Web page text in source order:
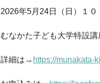
2026年5月24日（日）１０
むなかた子ども大学特設
詳細は→ https://munakata-